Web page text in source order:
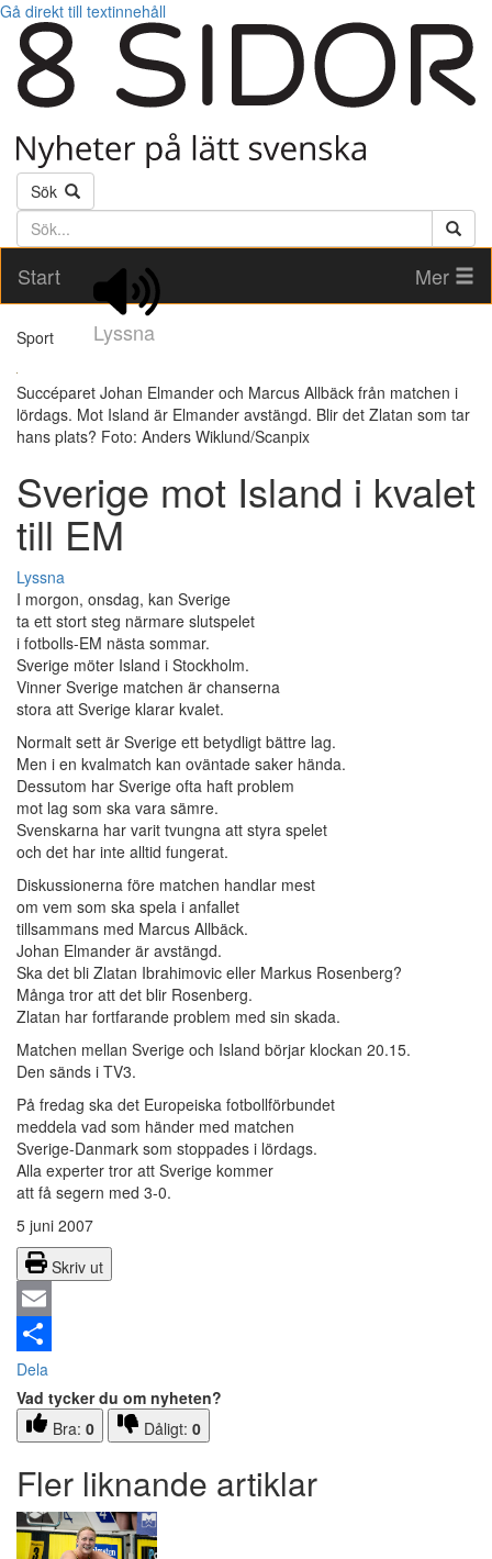
Gå direkt till textinnehåll
Sök
Söktext
Start
Lyssna
Mer
Sport
Succéparet Johan Elmander och Marcus Allbäck från matchen i
lördags. Mot Island är Elmander avstängd. Blir det Zlatan som tar
hans plats? Foto: Anders Wiklund/Scanpix
Sverige mot Island i kvalet
till EM
Lyssna
I morgon, onsdag, kan Sverige
ta ett stort steg närmare slutspelet
i fotbolls-EM nästa sommar.
Sverige möter Island i Stockholm.
Vinner Sverige matchen är chanserna
stora att Sverige klarar kvalet.
Normalt sett är Sverige ett betydligt bättre lag.
Men i en kvalmatch kan oväntade saker hända.
Dessutom har Sverige ofta haft problem
mot lag som ska vara sämre.
Svenskarna har varit tvungna att styra spelet
och det har inte alltid fungerat.
Diskussionerna före matchen handlar mest
om vem som ska spela i anfallet
tillsammans med Marcus Allbäck.
Johan Elmander är avstängd.
Ska det bli Zlatan Ibrahimovic eller Markus Rosenberg?
Många tror att det blir Rosenberg.
Zlatan har fortfarande problem med sin skada.
Matchen mellan Sverige och Island börjar klockan 20.15.
Den sänds i TV3.
På fredag ska det Europeiska fotbollförbundet
meddela vad som händer med matchen
Sverige-Danmark som stoppades i lördags.
Alla experter tror att Sverige kommer
att få segern med 3-0.
5 juni 2007
Skriv ut
Email
Dela
Vad tycker du om nyheten?
Bra: 0 Dåligt: 0
Fler liknande artiklar